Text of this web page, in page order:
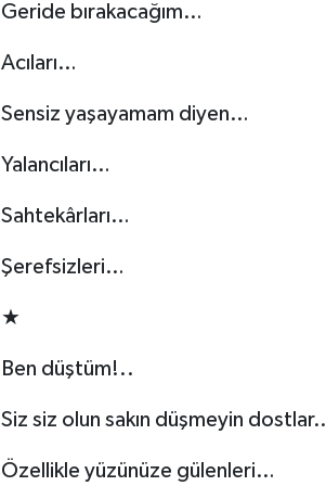
Geride bırakacağım…
Acıları…
Sensiz yaşayamam diyen…
Yalancıları…
Sahtekârları…
Şerefsizleri…
★
Ben düştüm!..
Siz siz olun sakın düşmeyin
Özellikle yüzünüze gülenleri…